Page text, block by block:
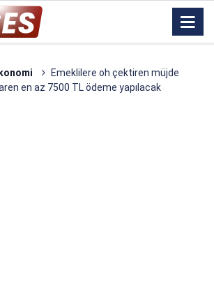
Emeklilere oh çektiren müjde
en az 7500 TL ödeme yapılacak